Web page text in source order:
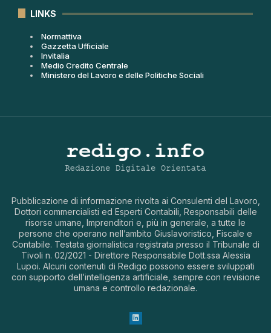
LINKS
Normattiva
Gazzetta Ufficiale
Invitalia
Medio Credito Centrale
Ministero del Lavoro e delle Politiche Sociali
Pubblicazione di informazione rivolta ai Consulenti del Lavoro,
Dottori commercialisti ed Esperti Contabili, Responsabili delle
risorse umane, Imprenditori e, più in generale, a tutte le
persone che operano nell’ambito Giuslavoristico, Fiscale e
Contabile. Testata giornalistica registrata presso il Tribunale di
Tivoli n. 02/2021 - Direttore Responsabile Dott.ssa Alessia
Lupoi. Alcuni contenuti di Redigo possono essere sviluppati
con supporto dell’intelligenza artificiale, sempre con revisione
umana e controllo redazionale.